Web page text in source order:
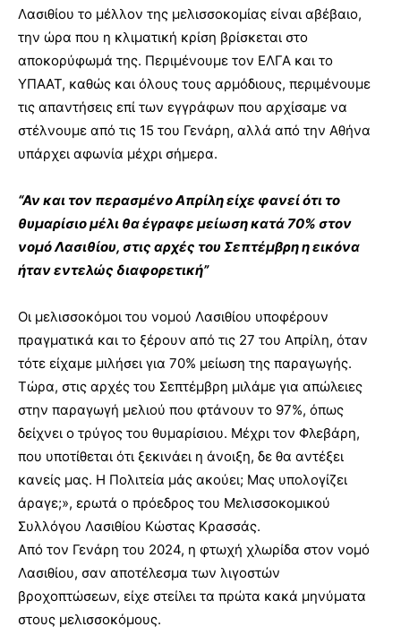
Λασιθίου το μέλλον της μελισσοκομίας είναι αβέβαιο,
την ώρα που η κλιματική κρίση βρίσκεται στο
αποκορύφωμά της. Περιμένουμε τον ΕΛΓΑ και το
ΥΠΑΑΤ, καθώς και όλους τους αρμόδιους, περιμένουμε
τις απαντήσεις επί των εγγράφων που αρχίσαμε να
στέλνουμε από τις 15 του Γενάρη, αλλά από την Αθήνα
υπάρχει αφωνία μέχρι σήμερα.
“Αν και τον περασμένο Απρίλη είχε φανεί ότι το
θυμαρίσιο μέλι θα έγραφε μείωση κατά 70% στον
νομό Λασιθίου, στις αρχές του Σεπτέμβρη η εικόνα
ήταν εντελώς διαφορετική”
Οι μελισσοκόμοι του νομού Λασιθίου υποφέρουν
πραγματικά και το ξέρουν από τις 27 του Απρίλη, όταν
τότε είχαμε μιλήσει για 70% μείωση της παραγωγής.
Τώρα, στις αρχές του Σεπτέμβρη μιλάμε για απώλειες
στην παραγωγή μελιού που φτάνουν το 97%, όπως
δείχνει ο τρύγος του θυμαρίσιου. Μέχρι τον Φλεβάρη,
που υποτίθεται ότι ξεκινάει η άνοιξη, δε θα αντέξει
κανείς μας. Η Πολιτεία μάς ακούει; Μας υπολογίζει
άραγε;», ερωτά ο πρόεδρος του Μελισσοκομικού
Συλλόγου Λασιθίου Κώστας Κρασσάς.
Από τον Γενάρη του 2024, η φτωχή χλωρίδα στον νομό
Λασιθίου, σαν αποτέλεσμα των λιγοστών
βροχοπτώσεων, είχε στείλει τα πρώτα κακά μηνύματα
στους μελισσοκόμους.